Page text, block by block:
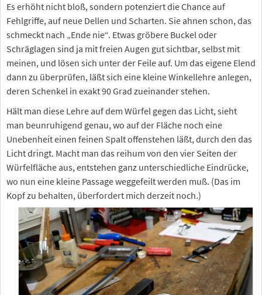
Es erhöht nicht bloß, sondern potenziert die Chance auf
Fehlgriffe, auf neue Dellen und Scharten. Sie ahnen schon, das
schmeckt nach „Ende nie“. Etwas gröbere Buckel oder
Schräglagen sind ja mit freien Augen gut sichtbar, selbst mit
meinen, und lösen sich unter der Feile auf. Um das eigene Elend
dann zu überprüfen, läßt sich eine kleine Winkellehre anlegen,
deren Schenkel in exakt 90 Grad zueinander stehen.
Hält man diese Lehre auf dem Würfel gegen das Licht, sieht
man beunruhigend genau, wo auf der Fläche noch eine
Unebenheit einen feinen Spalt offenstehen läßt, durch den das
Licht dringt. Macht man das reihum von den vier Seiten der
Würfelfläche aus, entstehen ganz unterschiedliche Eindrücke,
wo nun eine kleine Passage weggefeilt werden muß. (Das im
Kopf zu behalten, überfordert mich derzeit noch.)